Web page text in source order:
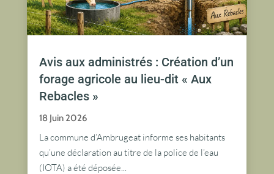
Avis aux administrés : Création d’un
forage agricole au lieu-dit « Aux
Rebacles »
18 Juin 2026
La commune d’Ambrugeat informe ses habitants
qu’une déclaration au titre de la police de l’eau
(IOTA) a été déposée...